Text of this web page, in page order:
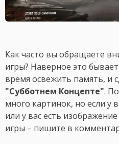
Как часто вы обращаете
игры? Наверное это
время освежить память, и
"Субботнем Концепте".
много картинок, но если у
или у вас есть
игры – пишите в